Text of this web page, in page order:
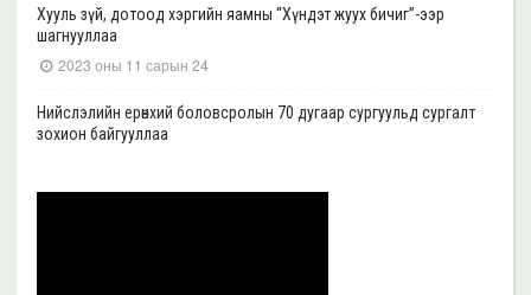
Хууль зүй, дотоод хэргийн яамны “Хүндэт жуух бичиг”-ээр
шагнууллаа
2023 оны 11 сарын 24
Нийслэлийн ерөнхий боловсролын 70 дугаар сургуульд сургалт
зохион байгууллаа